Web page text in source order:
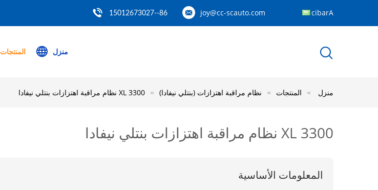
joy@cc-scauto.com
86--15012673027 Arabic
منزل المنتجات
منزل المنتجات نظام مراقبة اهتزازات (بنتلي نيفادا) 3300 XL نظام مراقبة اهتزازات بنتلي نيفادا
3300 XL نظام مراقبة اهتزازات بنتلي نيفادا
المعلومات الأساسية